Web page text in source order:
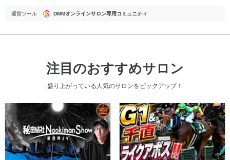
運営ツール DMMオンラインサロン専用コミュニティ
注目のおすすめサロン
盛り上がっている人気のサロンをピックアップ！